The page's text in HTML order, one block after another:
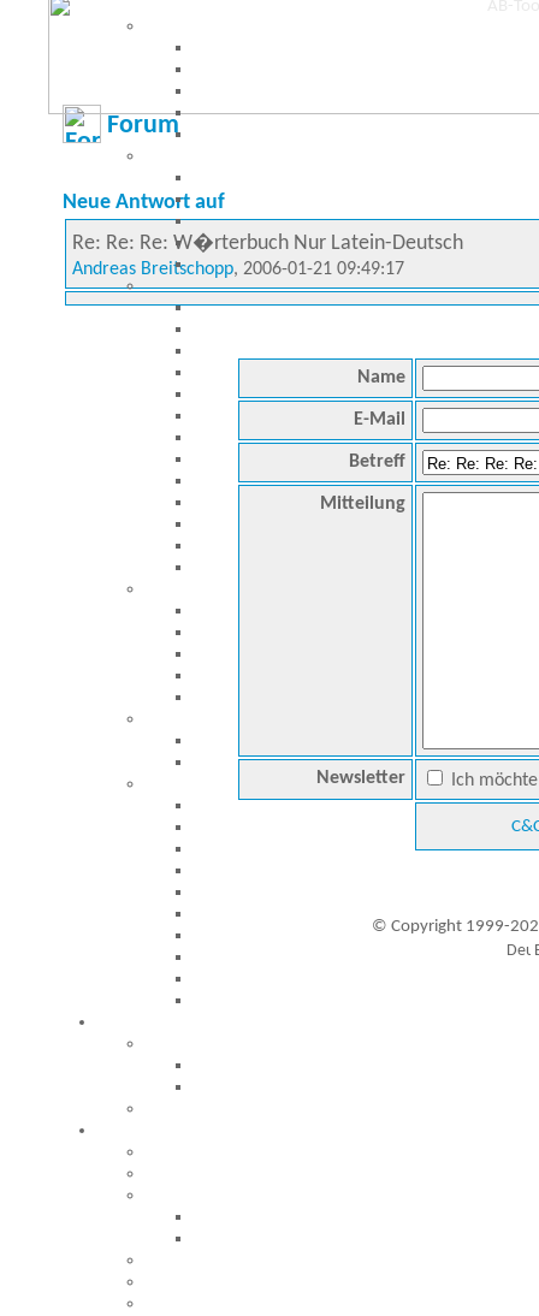
Forum
Neue Antwort auf
Re: Re: Re: W�rterbuch Nur Latein-Deutsch
Andreas Breitschopp, 2006-01-21 09:49:17
Name
E-Mail
Betreff
Mitteilung
Newsletter Ich
© Copyright 1999-
Besucher seit 20.09.1999: 19457048